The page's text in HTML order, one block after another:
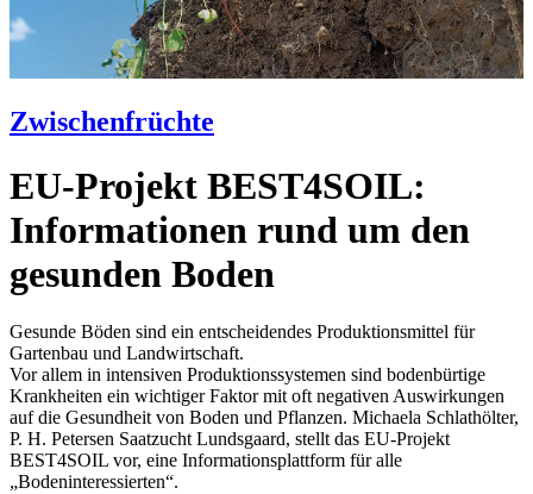
Zwischenfrüchte
EU-Projekt BEST4SOIL:
Informationen rund um den
gesunden Boden
Gesunde Böden sind ein entscheidendes Produk­tionsmittel für
Gartenbau und Landwirtschaft.
Vor allem in intensiven Produktionssystemen sind bodenbürtige
Krankheiten ein wichtiger Faktor mit oft negativen Auswirkungen
auf die Gesundheit von Boden und Pflanzen. Michaela Schlathölter,
P. H. Petersen Saatzucht Lundsgaard, stellt das EU-Projekt
BEST4SOIL vor, eine Informations­plattform für alle
„Bodeninteressierten“.